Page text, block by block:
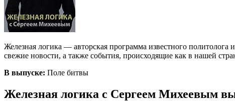
Железная логика — авторская программа известного
свежие новости, а также события, происходящие как в нашей
В выпуске: Поле битвы
Железная логика с Сергеем Михеевым